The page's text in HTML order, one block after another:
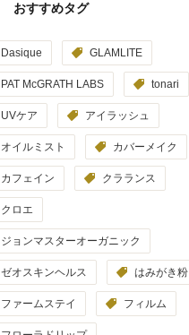
おすすめタグ
Dasique GLAMLITE
PAT McGRATH LABS tonari
UVケア アイラッシュ
オイルミスト カバーメイク
カフェイン クラランス
クロエ
ジョンマスターオーガニック
ゼオスキンヘルス はみがき粉
ファームステイ フィルム